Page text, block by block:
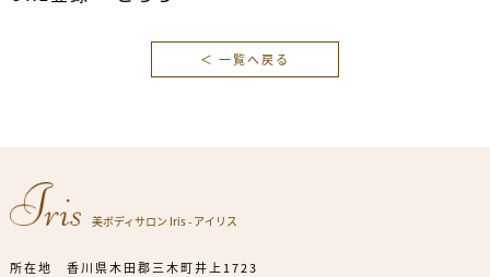
＜ 一覧へ戻る
美ボディサロン Iris - アイリス
所在地 香川県木田郡三木町井上1723